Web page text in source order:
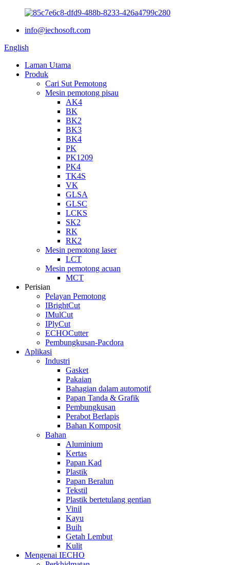
info@iechosoft.com
English
Laman Utama
Produk
Cari Sut Pemotong
Mesin pemotong pisau
AK4
BK
BK2
BK3
BK4
PK
PK1209
PK4
TK4S
VK
GLSA
GLSC
LCKS
SK2
RK
RK2
Mesin pemotong laser
LCT
Mesin pemotong acuan
MCT
Perisian
Pelayan Pemotong
IBrightCut
IMulCut
IPlyCut
ECHOCutter
Pembungkusan-Pacdora
Aplikasi
Industri
Gasket
Pakaian
Bahagian dalam automotif
Papan Tanda & Grafik
Pembungkusan
Perabot Berlapis
Bahan Komposit
Bahan
Aluminium
Kertas
Papan Kad
Plastik
Papan Beralun
Tekstil
Plastik bertetulang gentian
Vinil
Kayu
Buih
Getah Lembut
Kulit
Mengenai IECHO